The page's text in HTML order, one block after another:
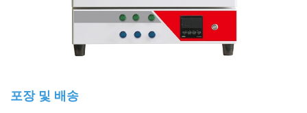
포장 및 배송